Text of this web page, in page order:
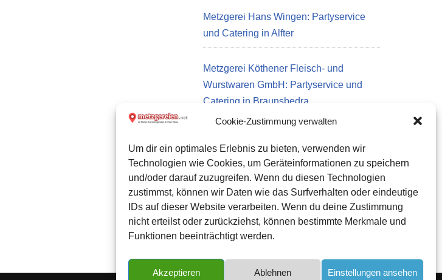
Cookie-Zustimmung verwalten
Um dir ein optimales Erlebnis zu bieten, verwenden wir
Technologien wie Cookies, um Geräteinformationen zu speichern
und/oder darauf zuzugreifen. Wenn du diesen Technologien
zustimmst, können wir Daten wie das Surfverhalten oder eindeutige
IDs auf dieser Website verarbeiten. Wenn du deine Zustimmung
nicht erteilst oder zurückziehst, können bestimmte Merkmale und
Funktionen beeinträchtigt werden.
Akzeptieren Ablehnen Einstellungen ansehen
Metzgerei Hans Wingen: Partyservice
und Catering in Alfter
Metzgerei Köthener Fleisch- und
Wurstwaren GmbH: Partyservice und
Catering in Braunsbedra
Datenschutz
Kontakt zu uns
Impressum
Cookie-Richtlinie (EU)